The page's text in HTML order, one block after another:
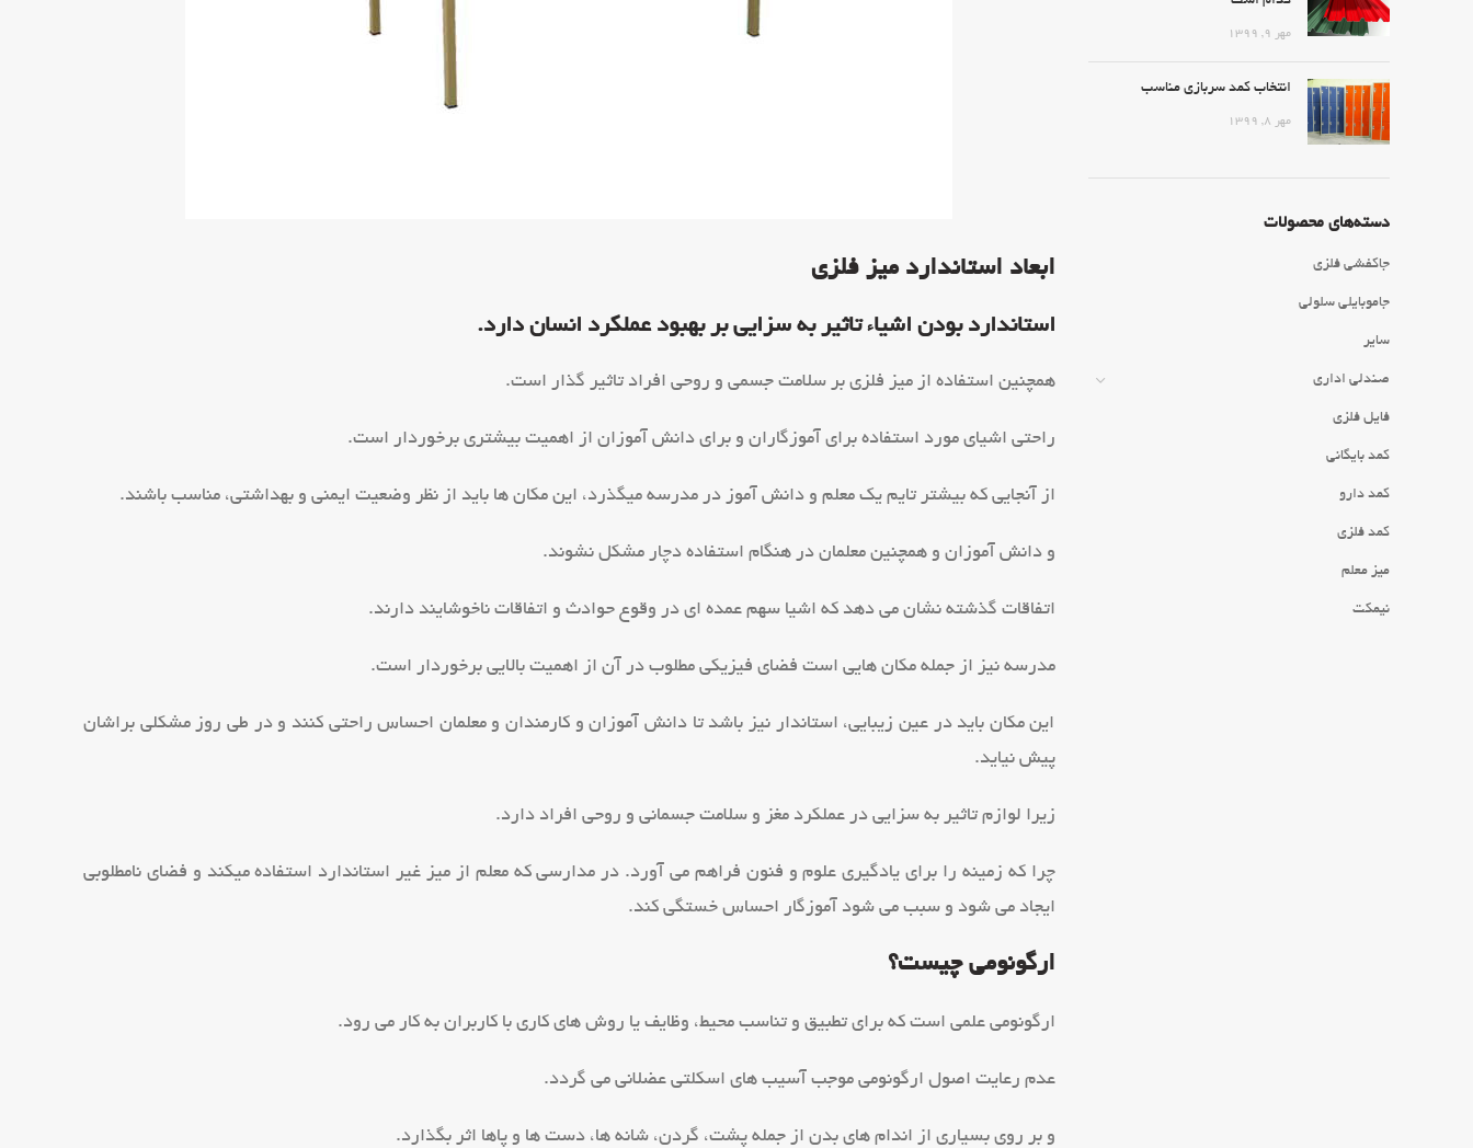
ابعاد استاندارد میز فلزی
استاندارد بودن اشیاء تاثیر به سزایی بر بهبود عملکرد انسان دارد.
همچنین استفاده از میز فلزی بر سلامت جسمی و روحی افراد تاثیر گذار است.
راحتی اشیای مورد استفاده برای آموزگاران و برای دانش آموزان از اهمیت بیشتری برخوردار است.
از آنجایی که بیشتر تایم یک معلم و دانش آموز در مدرسه میگذرد، این مکان ها باید از نظر وضعیت ایمنی و بهداشتی، مناسب باشند.
و دانش آموزان و همچنین معلمان در هنگام استفاده دچار مشکل نشوند.
اتفاقات گذشته نشان می دهد که اشیا سهم عمده ای در وقوع حوادث و اتفاقات ناخوشایند دارند.
مدرسه نیز از جمله مکان هایی است فضای فیزیکی مطلوب در آن از اهمیت بالایی برخوردار است.
این مکان باید در عین زیبایی، استاندار نیز باشد تا دانش آموزان و کارمندان و معلمان احساس راحتی کنند و در طی روز مشکلی براشان
پیش نیاید.
زیرا لوازم تاثیر به سزایی در عملکرد مغز و سلامت جسمانی و روحی افراد دارد.
چرا که زمینه را برای یادگیری علوم و فنون فراهم می آورد. در مدارسی که معلم از میز غیر استاندارد استفاده میکند و فضای نامطلوبی
ایجاد می شود و سبب می شود آموزگار احساس خستگی کند.
ارگونومی چیست؟
ارگونومی علمی است که برای تطبیق و تناسب محیط، وظایف یا روش های کاری با کاربران به کار می رود.
عدم رعایت اصول ارگونومی موجب آسیب های اسکلتی عضلانی می گردد.
و بر روی بسیاری از اندام های بدن از جمله پشت، گردن، شانه ها، دست ها و پاها اثر بگذارد.
مهر ۹, ۱۳۹۹
انتخاب کمد سربازی مناسب
مهر ۸, ۱۳۹۹
دسته‌های محصولات
جاکفشی فلزی
جاموبایلی سلولی
سایر
صندلی اداری
فایل فلزی
کمد بایگانی
کمد دارو
کمد فلزی
میز معلم
نیمکت